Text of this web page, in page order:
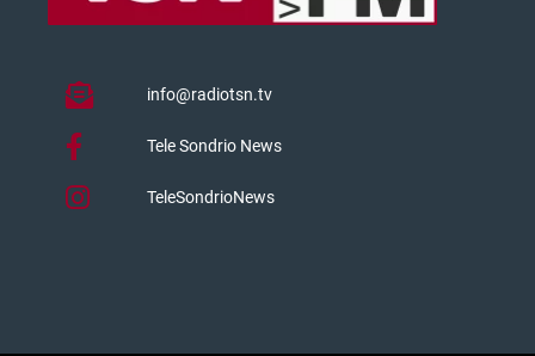
info@radiotsn.tv
Tele Sondrio News
TeleSondrioNews